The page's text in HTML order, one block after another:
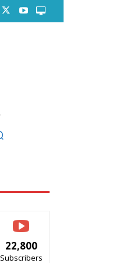
22,800
Subscribers